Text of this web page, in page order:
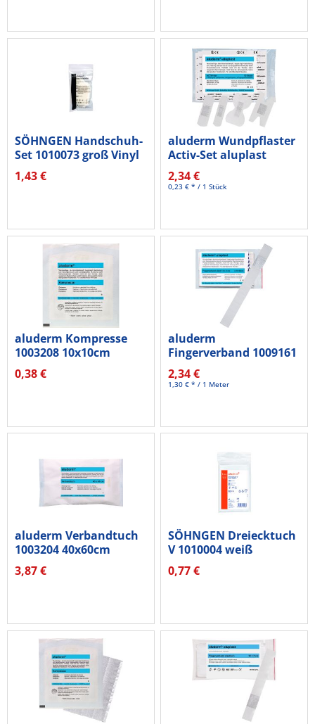
SÖHNGEN Handschuh-
Set 1010073 groß Vinyl
4...
1,43 €
aluderm Wundpflaster
Activ-Set aluplast
1009410...
2,34 €
0,23 € * / 1 Stück
aluderm Kompresse
1003208 10x10cm
0,38 €
aluderm
Fingerverband 1009161
18x2cm 10 St./Pack.
2,34 €
1,30 € * / 1 Meter
aluderm Verbandtuch
1003204 40x60cm
3,87 €
SÖHNGEN Dreiecktuch
V 1010004 weiß
0,77 €